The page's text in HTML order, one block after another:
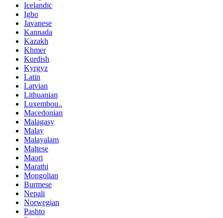
Icelandic
Igbo
Javanese
Kannada
Kazakh
Khmer
Kurdish
Kyrgyz
Latin
Latvian
Lithuanian
Luxembou..
Macedonian
Malagasy
Malay
Malayalam
Maltese
Maori
Marathi
Mongolian
Burmese
Nepali
Norwegian
Pashto